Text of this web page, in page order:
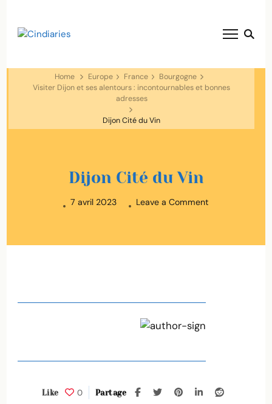
Home Europe France
Bourgogne
Visiter Dijon et ses alentours : incontournables et bonnes
adresses
Dijon Cité du Vin
Dijon Cité du Vin
7 avril 2023 Leave a Comment
0
Like Partage